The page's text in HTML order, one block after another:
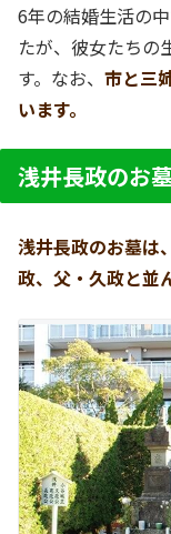
6年の結婚生活の
たが、彼女たちの
す。なお、 市と三
います。
浅井長政のお
浅井長政のお墓は、
政、父・久政と並